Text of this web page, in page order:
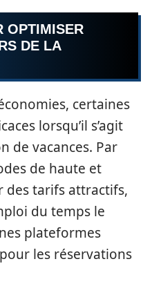
OPTIMISER
DE LA
certaines
lorsqu’il s’agit
de vacances. Par
de haute et
des tarifs attractifs,
du temps le
plateformes
les réservations